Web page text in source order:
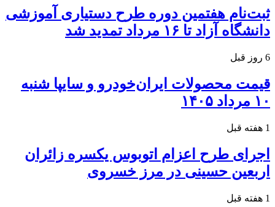
ثبت‌نام هفتمین دوره طرح دستیاری آموزشی
دانشگاه آزاد تا ۱۶ مرداد تمدید شد
6 روز قبل
قیمت محصولات ایران‌خودرو و سایپا شنبه
۱۰ مرداد ۱۴۰۵
1 هفته قبل
اجرای طرح اعزام اتوبوس یکسره زائران
اربعین حسینی در مرز خسروی
1 هفته قبل